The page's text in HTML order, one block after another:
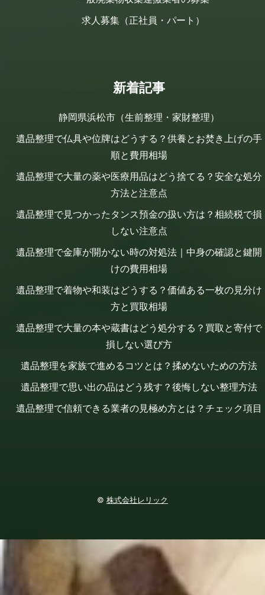
求人募集（正社員・パート）
新着記事
静岡県浜松市（生前整理・家財整理）
遺品整理で仏具や位牌はどうする？供養とお焚き上げの手
順と費用相場
遺品整理で大量の薬や医療用品はどう捨てる？安全な処分
方法と注意点
遺品整理で見つかったタンス預金の扱い方は？相続税で損
しない注意点
遺品整理で金庫が開かない時の対処法｜中身の確認と鍵開
けの費用相場
遺品整理で着物や和装はどうする？価値ある一枚の見分け
方と買取相場
遺品整理で大量の本や蔵書はどう処分する？買取と寄付で
損しない選び方
遺品整理を家族で進めるコツとは？揉めないための方法
遺品整理で思い出の品はどう残す？後悔しない整理方法
遺品整理で信頼できる業者の見極め方とは？チェック項目
© 株式会社レリック